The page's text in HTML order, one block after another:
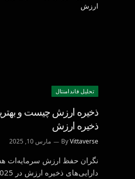
تحليل فاندامنتال
ذخیره ارزش
ByVittaverse مارس 10, 2025
نگران حفظ ارزش سرمایه‌ات